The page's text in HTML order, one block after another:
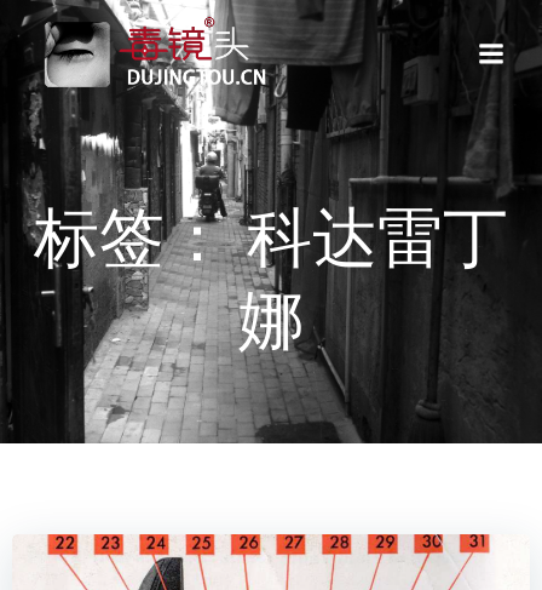
转
到
内
容
标签： 科达雷丁
娜